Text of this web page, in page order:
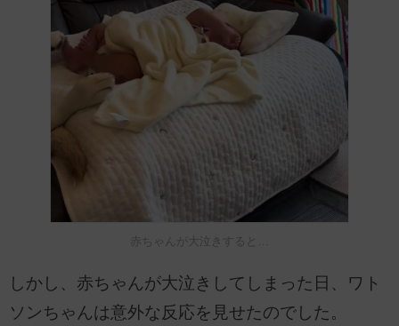
赤ちゃんが大泣きすると…
しかし、赤ちゃんが大泣きしてしまった日、ワト
ソンちゃんは意外な反応を見せたのでした。